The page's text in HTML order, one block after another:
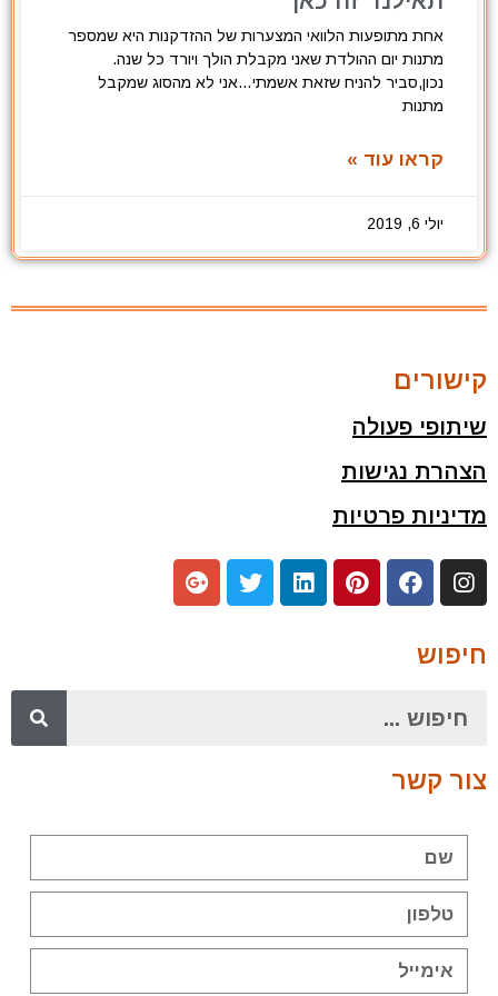
אחת מתופעות הלוואי המצערות של ההזדקנות היא שמספר
מתנות יום ההולדת שאני מקבלת הולך ויורד כל שנה.
נכון,סביר להניח שזאת אשמתי…אני לא מהסוג שמקבל
מתנות
קראו עוד »
יולי 6, 2019
קישורים
שיתופי פעולה
הצהרת נגישות
מדיניות פרטיות
חיפוש
צור קשר